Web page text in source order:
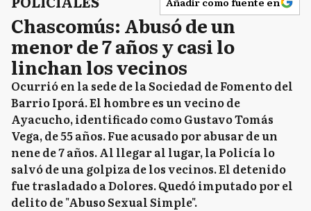
Chascomús: Abusó de un
menor de 7 años y casi lo
linchan los vecinos
Ocurrió en la sede de la Sociedad de Fomento del
Barrio Iporá. El hombre es un vecino de
Ayacucho, identificado como Gustavo Tomás
Vega, de 55 años. Fue acusado por abusar de un
nene de 7 años. Al llegar al lugar, la Policía lo
salvó de una golpiza de los vecinos. El detenido
fue trasladado a Dolores. Quedó imputado por el
delito de "Abuso Sexual Simple".